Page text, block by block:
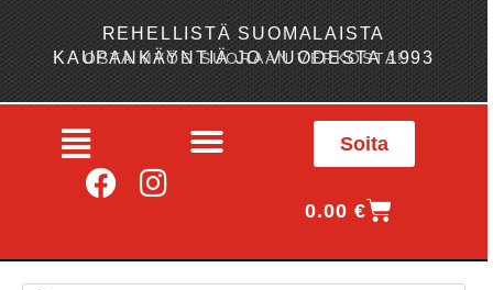
REHELLISTÄ SUOMALAISTA
KAUPANKÄYNTIÄ JO VUODESTA 1993
OSTA MYÖS SUORAAN VERKOSTA!
Soita
0.00€